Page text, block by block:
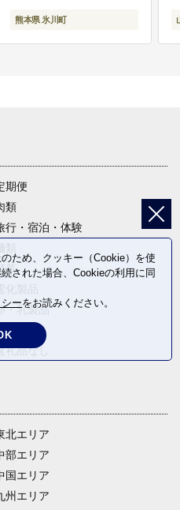
熊本県 氷川町
期便
類
行・宿泊・体験
菜
・乳製品
・穀物
礼品なし
北エリア
部エリア
国エリア
州エリア
ため、クッキー（Cookie）を使
された場合、Cookieの利用に同
ーをお読みください。